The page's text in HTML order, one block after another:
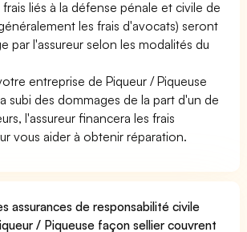
frais liés à la défense pénale et civile de
les frais d'avocats) seront
par l'assureur selon les modalités du
entreprise de Piqueur / Piqueuse
subi des dommages de la part d'un de
l'assureur financera les frais
vous aider à obtenir réparation.
assurances de responsabilité civile
/ Piqueuse façon sellier couvrent